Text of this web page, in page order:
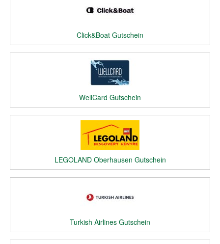
Click&Boat Gutschein
WellCard Gutschein
LEGOLAND Oberhausen Gutschein
Turkish Airlines Gutschein